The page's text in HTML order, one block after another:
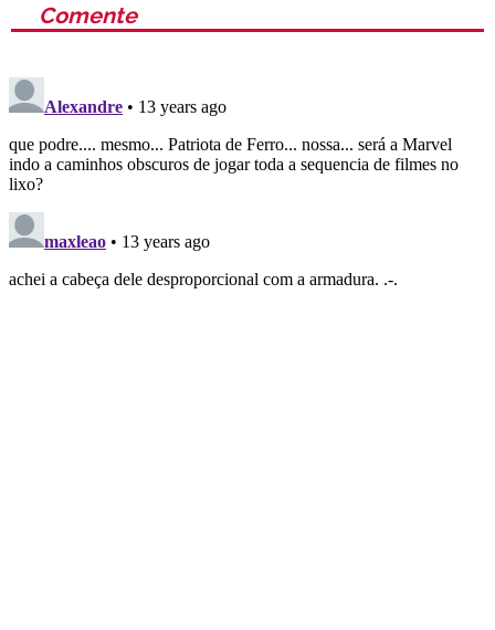
Comente